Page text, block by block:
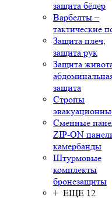
защита бёдер
Варбелты –
тактические
Защита плеч,
защита рук
Защита
защита
Стропы
Сменные
ZIP-ON
камербанды
Штурмовые
комплекты
бронезащиты
+ ЕЩЕ 12